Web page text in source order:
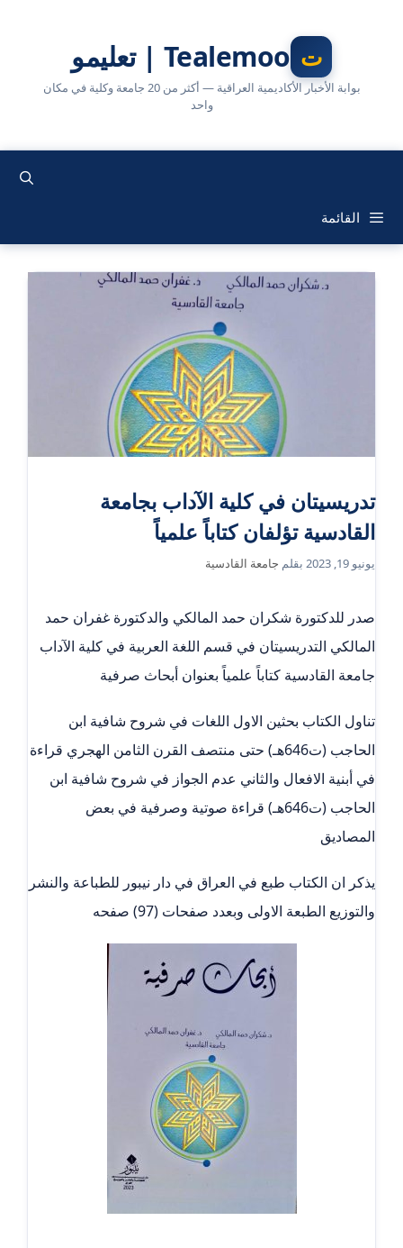
Tealemoo | تعليمو
بوابة الأخبار الأكاديمية العراقية — أكثر من 20 جامعة وكلية في مكان
واحد
القائمة
تدريسيتان في كلية الآداب بجامعة
القادسية تؤلفان كتاباً علمياً
يونيو 19, 2023 بقلم جامعة القادسية
صدر للدكتورة شكران حمد المالكي والدكتورة غفران حمد
المالكي التدريسيتان في قسم اللغة العربية في كلية الآداب
جامعة القادسية كتاباً علمياً بعنوان أبحاث صرفية
تناول الكتاب بحثين الاول اللغات في شروح شافية ابن
الحاجب (ت646هـ) حتى منتصف القرن الثامن الهجري قراءة
في أبنية الافعال والثاني عدم الجواز في شروح شافية ابن
الحاجب (ت646هـ) قراءة صوتية وصرفية في بعض
المصاديق
يذكر ان الكتاب طبع في العراق في دار نيبور للطباعة والنشر
والتوزيع الطبعة الاولى وبعدد صفحات (97) صفحه